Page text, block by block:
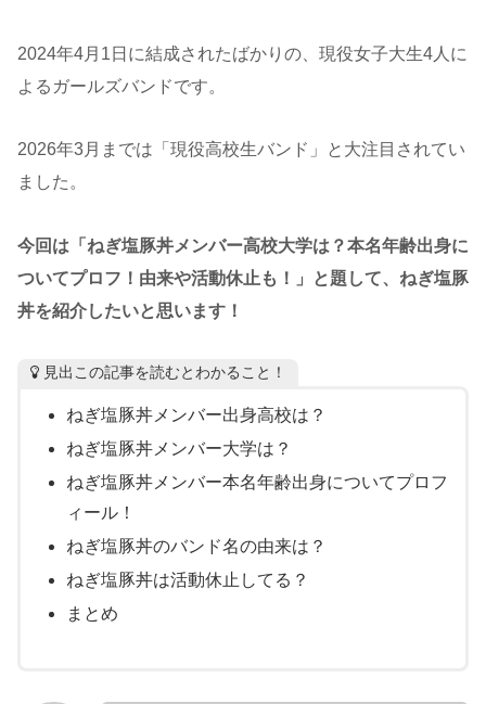
2024年4月1日に結成されたばかりの、現役女子大生4人に
よるガールズバンドです。
2026年3月までは「現役高校生バンド」と大注目されてい
ました。
今回は「ねぎ塩豚丼メンバー高校大学は？本名年齢出身に
ついてプロフ！由来や活動休止も！」と題して、ねぎ塩豚
丼を紹介したいと思います！
見出この記事を読むとわかること！
ねぎ塩豚丼メンバー出身高校は？
ねぎ塩豚丼メンバー大学は？
ねぎ塩豚丼メンバー本名年齢出身についてプロフ
ィール！
ねぎ塩豚丼のバンド名の由来は？
ねぎ塩豚丼は活動休止してる？
まとめ